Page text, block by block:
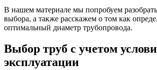
В нашем материале мы попробуем
выбора, а также расскажем о том как
оптимальный диаметр трубопровода.
Выбор труб с учетом
эксплуатации